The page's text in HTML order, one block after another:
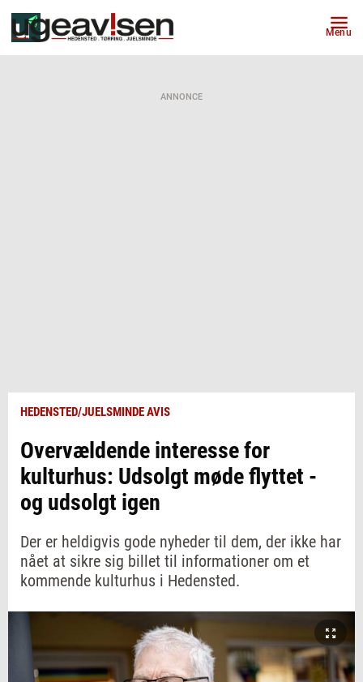
Menu
ANNONCE
HEDENSTED/JUELSMINDE AVIS
Overvældende interesse for
kulturhus: Udsolgt møde flyttet -
og udsolgt igen
Der er heldigvis gode nyheder til dem, der ikke har
nået at sikre sig billet til informationer om et
kommende kulturhus i Hedensted.